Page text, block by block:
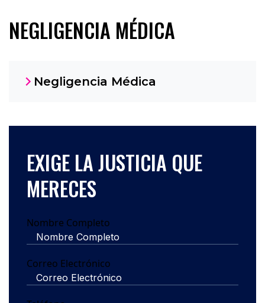
NEGLIGENCIA MÉDICA
Negligencia Médica
EXIGE LA JUSTICIA QUE
MERECES
Nombre Completo
Correo Electrónico